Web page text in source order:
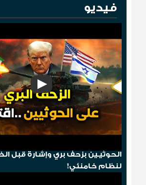
فيديو
الحوثيـين بزحف بري وإشارة قبل
لنظام خامنئي!